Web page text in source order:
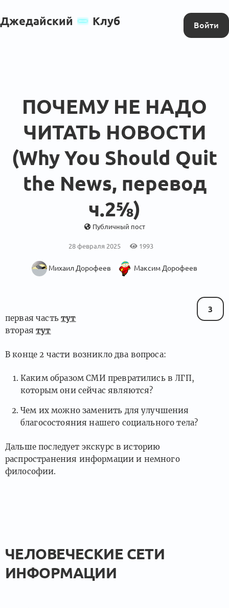
Джедайский Клуб Войти
ПОЧЕМУ НЕ НАДО
ЧИТАТЬ НОВОСТИ
(Why You Should Quit
the News, перевод
ч.2⅝)
Публичный пост
28 февраля 2025 1993
Михаил Дорофеев Максим Дорофеев
3
первая частьтут
втораятут
В конце 2 части возникло два вопроса:
Каким образом СМИ превратились в ЛГП,
которым они сейчас являются?
Чем их можно заменить для улучшения
благосостояния нашего социального тела?
Дальше последует экскурс в историю
распространения информации и немного
философии.
ЧЕЛОВЕЧЕСКИЕ СЕТИ
ИНФОРМАЦИИ